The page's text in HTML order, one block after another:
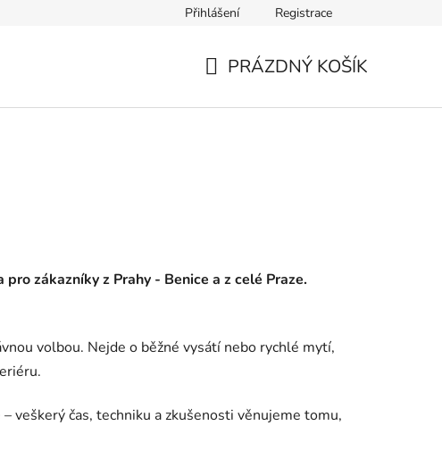
Přihlášení Registrace
PRÁZDNÝ KOŠÍK
zákazníky z Prahy - Benice a z celé Praze.
volbou. Nejde o běžné vysátí nebo rychlé mytí,
veškerý čas, techniku a zkušenosti věnujeme tomu,